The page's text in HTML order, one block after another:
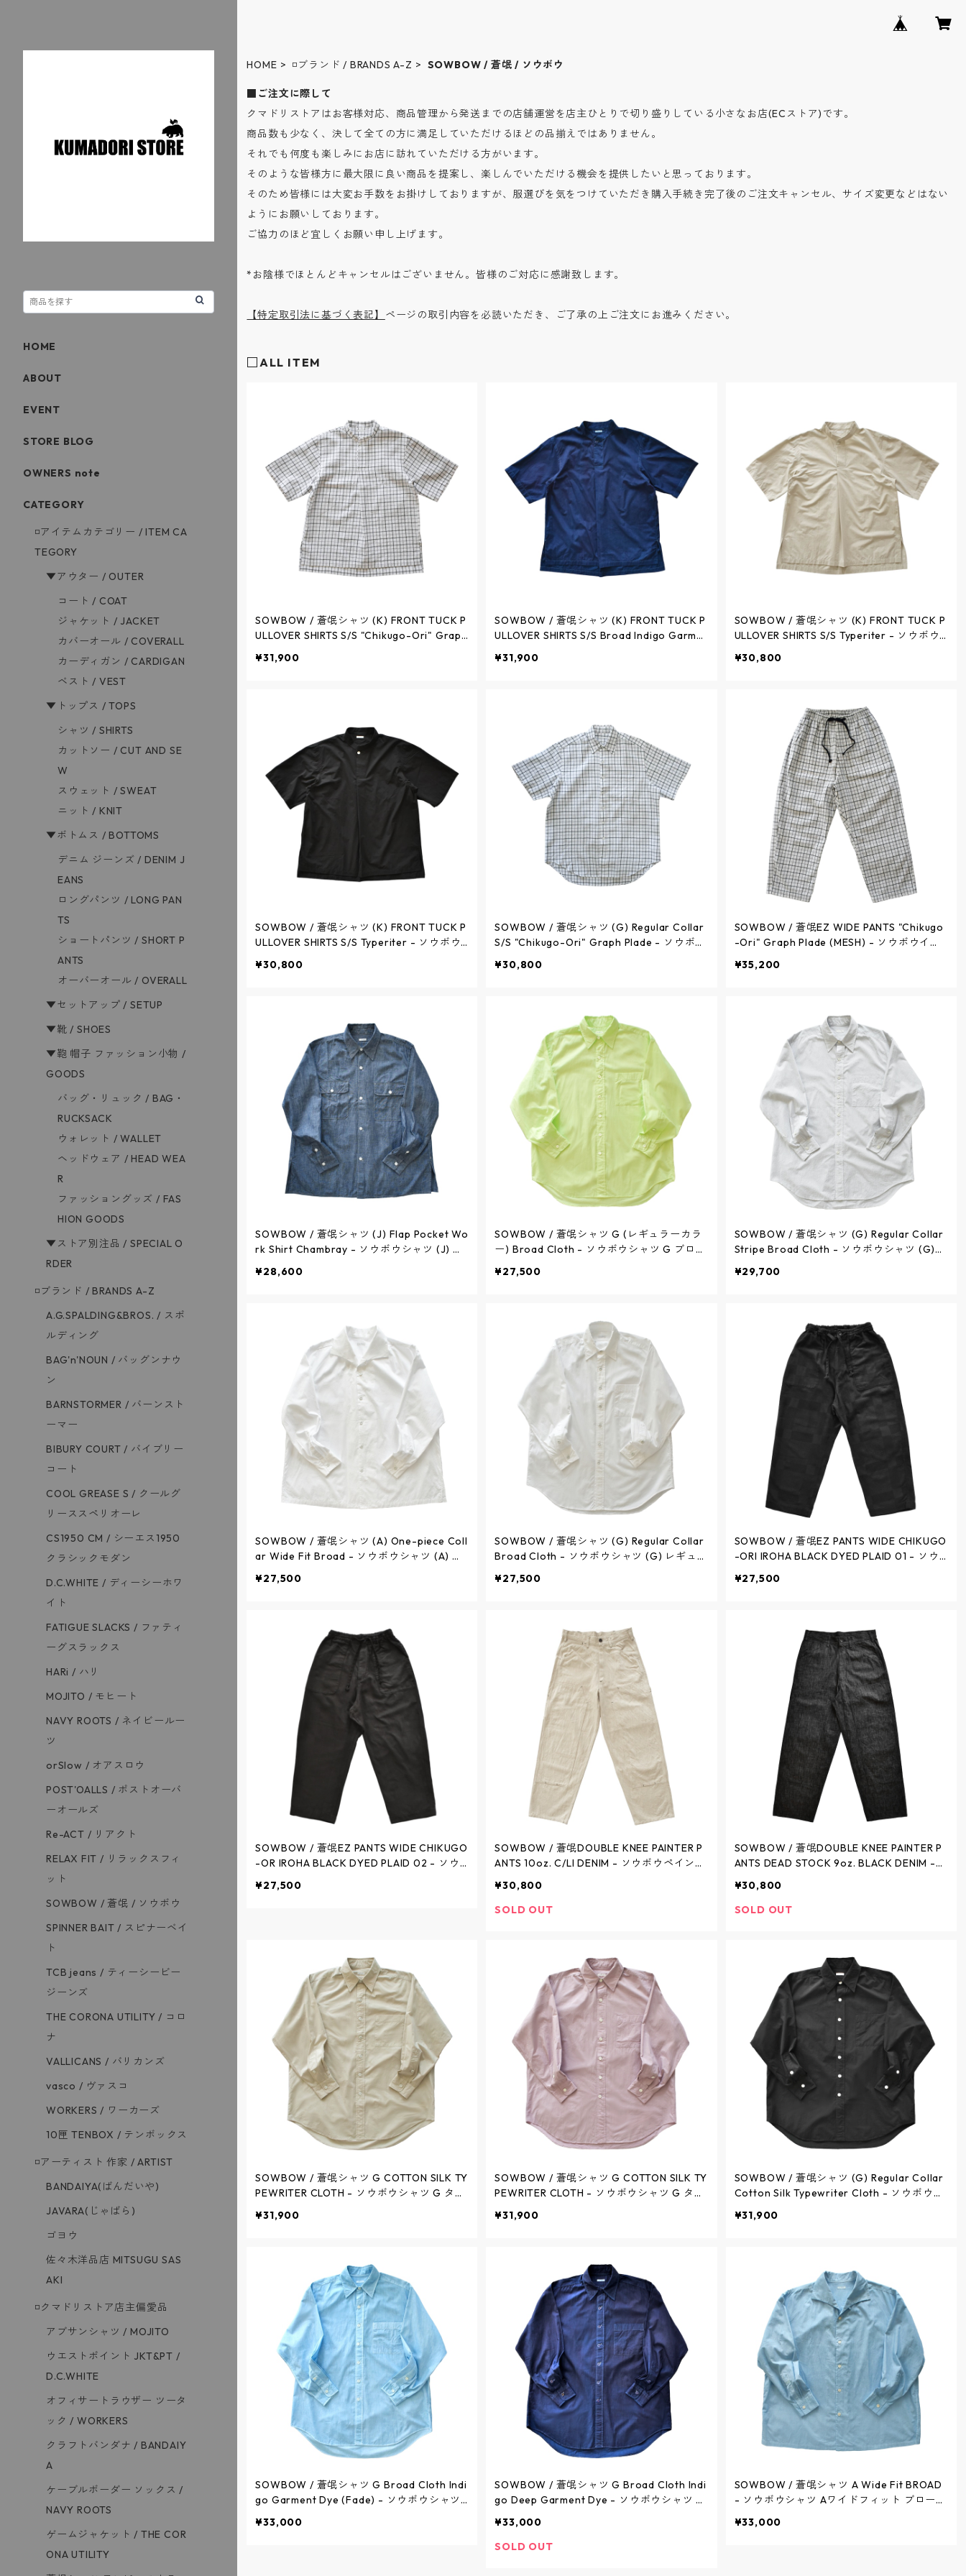
HOME ◽️ブランド / BRANDS A-Z SOWBOW / 蒼氓 / ソウボウ
■ご注文に際して
クマドリストアはお客様対応、商品管理から発送までの店舗運営を店主ひとりで切り盛りしている小さなお店(ECストア)です。
商品数も少なく、決して全ての方に満足していただけるほどの品揃えではありません。
それでも何度も楽しみにお店に訪れていただける方がいます。
そのような皆様方に最大限に良い商品を提案し、楽しんでいただける機会を提供したいと思っております。
そのため皆様には大変お手数をお掛けしておりますが、服選びを気をつけていただき購入手続き完了後のご注文キャンセル、サイズ変更などはない
ようにお願いしております。
ご協力のほど宜しくお願い申し上げます。
*お陰様でほとんどキャンセルはございません。皆様のご対応に感謝致します。
【特定取引法に基づく表記】 ページの取引内容を必読いただき、ご了承の上ご注文にお進みください。
□ALL ITEM
SOWBOW / 蒼氓シャツ (K) FRONT TUCK P
ULLOVER SHIRTS S/S "Chikugo-Ori" Graph
プルオーバーシャツ 半袖 "筑後織" グラフチ
¥31,900
SOWBOW / 蒼氓シャツ (K) FRONT TUCK P
ULLOVER SHIRTS S/S Broad Indigo Garme
ク プルオーバーシャツ 半袖 ブロード インデ
¥31,900
SOWBOW / 蒼氓シャツ (K) FRONT TUCK P
ULLOVER SHIRTS S/S Typeriter - ソウボウ
ャツ 半袖 タイプライター - NATURAL - SBS
¥30,800
SOWBOW / 蒼氓シャツ (K) FRONT TUCK P
ULLOVER SHIRTS S/S Typeriter - ソウボウ
ャツ 半袖 タイプライター - BLACK - SBSH0
¥30,800
SOWBOW / 蒼氓シャツ (G) Regular Collar
S/S "Chikugo-Ori" Graph Plade - ソウボウ
グラフチェック - WHITE - SBSH07S-5Q /
¥30,800
SOWBOW / 蒼氓EZ WIDE PANTS "Chikugo
-Ori" Graph Plade (MESH) - ソウボウイー
- WHITE / ソウボウ
¥35,200
SOWBOW / 蒼氓シャツ (J) Flap Pocket Wo
rk Shirt Chambray - ソウボウシャツ (J) フ
- INDIGO - SBSH11-22 / ソウボウ
¥28,600
SOWBOW / 蒼氓シャツ G (レギュラーカラ
ー) Broad Cloth - ソウボウシャツ G ブロー
¥27,500
SOWBOW / 蒼氓シャツ (G) Regular Collar
Stripe Broad Cloth - ソウボウシャツ (G)
ITE - SBSH07-26 / ソウボウ
¥29,700
SOWBOW / 蒼氓シャツ (A) One-piece Coll
ar Wide Fit Broad - ソウボウシャツ (A) ワ
WHITE / ソウボウ
¥27,500
SOWBOW / 蒼氓シャツ (G) Regular Collar
Broad Cloth - ソウボウシャツ (G) レギュラ
ソウボウ
¥27,500
SOWBOW / 蒼氓EZ PANTS WIDE CHIKUGO
-ORI IROHA BLACK DYED PLAID 01 - ソウ
(製品染め) チェック01 - BLACK - SBPT02
¥27,500
SOWBOW / 蒼氓EZ PANTS WIDE CHIKUGO
-OR IROHA BLACK DYED PLAID 02 - ソウ
(製品染め) チェック 02 - BLACK - SBPT02
¥27,500
SOWBOW / 蒼氓DOUBLE KNEE PAINTER P
ANTS 10oz. C/LI DENIM - ソウボウペインタ
SBPT05-18 / ソウボウ
¥30,800
SOLD OUT
SOWBOW / 蒼氓DOUBLE KNEE PAINTER P
ANTS DEAD STOCK 9oz. BLACK DENIM -
クデニム - BLACK - SBPT05-32 / ソウボウ
¥30,800
SOLD OUT
SOWBOW / 蒼氓シャツ G COTTON SILK TY
PEWRITER CLOTH - ソウボウシャツ G タイ
ボウ
¥31,900
SOWBOW / 蒼氓シャツ G COTTON SILK TY
PEWRITER CLOTH - ソウボウシャツ G タイ
ウ
¥31,900
SOWBOW / 蒼氓シャツ (G) Regular Collar
Cotton Silk Typewriter Cloth - ソウボウシ
- BLACK - SBSH07-25 / ソウボウ
¥31,900
SOWBOW / 蒼氓シャツ G Broad Cloth Indi
go Garment Dye (Fade) - ソウボウシャツ
- SAX - SBSH07-16I / ソウボウ
¥33,000
SOWBOW / 蒼氓シャツ G Broad Cloth Indi
go Deep Garment Dye - ソウボウシャツ G
BSH07-16I / ソウボウ
¥33,000
SOLD OUT
SOWBOW / 蒼氓シャツ A Wide Fit BROAD
- ソウボウシャツ Aワイドフィット ブロード
¥33,000
HOME
ABOUT
EVENT
STORE BLOG
OWNERS note
CATEGORY
◽️アイテムカテゴリー / ITEM CA
TEGORY
▼アウター / OUTER
コート / COAT
ジャケット / JACKET
カバーオール / COVERALL
カーディガン / CARDIGAN
ベスト / VEST
▼トップス / TOPS
シャツ / SHIRTS
カットソー / CUT AND SE
W
スウェット / SWEAT
ニット / KNIT
▼ボトムス / BOTTOMS
デニム ジーンズ / DENIM J
EANS
ロングパンツ / LONG PAN
TS
ショートパンツ / SHORT P
ANTS
オーバーオール / OVERALL
▼セットアップ / SETUP
▼靴 / SHOES
▼鞄 帽子 ファッション小物 /
GOODS
バッグ・リュック / BAG・
RUCKSACK
ウォレット / WALLET
ヘッドウェア / HEAD WEA
R
ファッショングッズ / FAS
HION GOODS
▼ストア別注品 / SPECIAL O
RDER
◽️ブランド / BRANDS A-Z
A.G.SPALDING&BROS. / スポ
ルディング
BAG'n'NOUN / バッグンナウ
ン
BARNSTORMER / バーンスト
ーマー
BIBURY COURT / バイブリー
コート
COOL GREASE S / クールグ
リーススペリオーレ
CS1950 CM / シーエス1950
クラシックモダン
D.C.WHITE / ディーシーホワ
イト
FATIGUE SLACKS / ファティ
ーグスラックス
HARi / ハリ
MOJITO / モヒート
NAVY ROOTS / ネイビールー
ツ
orSlow / オアスロウ
POST'OALLS / ポストオーバ
ーオールズ
Re-ACT / リアクト
RELAX FIT / リラックスフィ
ット
SOWBOW / 蒼氓 / ソウボウ
SPINNER BAIT / スピナーベイ
ト
TCB jeans / ティーシービー
ジーンズ
THE CORONA UTILITY / コロ
ナ
VALLICANS / バリカンズ
vasco / ヴァスコ
WORKERS / ワーカーズ
10匣 TENBOX / テンボックス
◽️アーティスト 作家 / ARTIST
BANDAIYA(ばんだいや)
JAVARA(じゃばら)
ゴヨウ
佐々木洋品店 MITSUGU SAS
AKI
◽️クマドリストア店主偏愛品
アブサンシャツ / MOJITO
ウエストポイント JKT&PT /
D.C.WHITE
オフィサートラウザー ツータ
ック / WORKERS
クラフトバンダナ / BANDAIY
A
ケーブルボーダー ソックス /
NAVY ROOTS
ゲームジャケット / THE COR
ONA UTILITY